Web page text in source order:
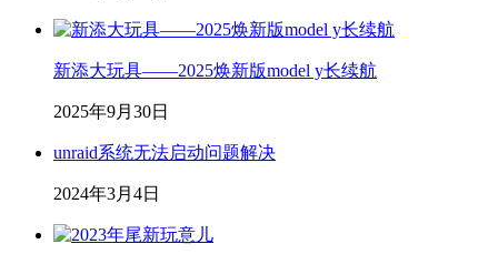
新添大玩具——2025焕新版model y长续航
2025年9月30日
unraid系统无法启动问题解决
2024年3月4日